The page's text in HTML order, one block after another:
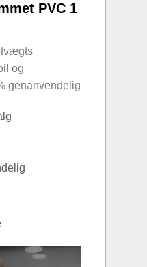
PVC 1
og
genanvendelig